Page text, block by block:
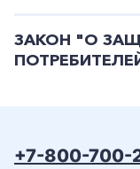
ЗАКОН "О
+7-800-700-